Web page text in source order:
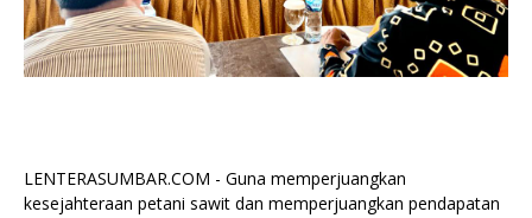
LENTERASUMBAR.COM - Guna memperjuangkan
kesejahteraan petani sawit dan memperjuangkan pendapatan